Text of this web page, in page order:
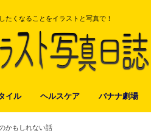
たくなることをイラストと写真で！
イル ヘルスケア バナナ劇場
かもしれない話